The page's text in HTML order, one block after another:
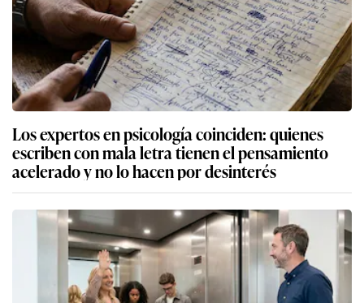
Los expertos en psicología coinciden: quienes
escriben con mala letra tienen el pensamiento
acelerado y no lo hacen por desinterés